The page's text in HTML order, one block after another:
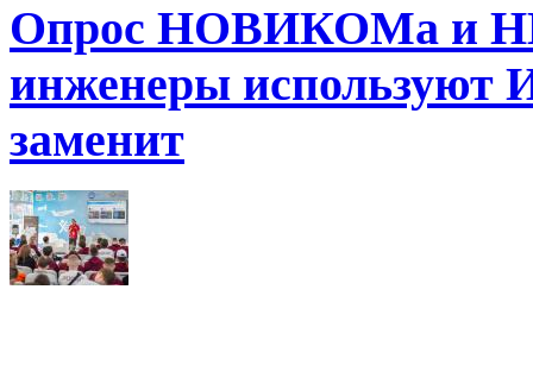
Опрос НОВИКОМа и
инженеры используют
заменит